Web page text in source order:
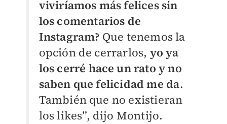
viviríamos más felices sin
los comentarios de
Instagram? Que tenemos la
opción de cerrarlos, yo ya
los cerré hace un rato y no
saben que felicidad me da.
También que no existieran
los likes”, dijo Montijo.